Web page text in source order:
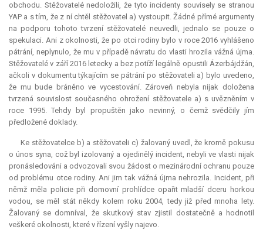
obchodu. Stěžovatelé nedoložili, že tyto incidenty souvisely se stranou
YAP a s tím, že z ní chtěl stěžovatel a) vystoupit. Žádné přímé argumenty
na podporu tohoto tvrzení stěžovatelé neuvedli, jednalo se pouze o
spekulaci. Ani z okolnosti, že po otci rodiny bylo v roce 2016 vyhlášeno
pátrání, neplynulo, že mu v případě návratu do vlasti hrozila vážná újma.
Stěžovatelé v září 2016 letecky a bez potíží legálně opustili Ázerbájdžán,
ačkoli v dokumentu týkajícím se pátrání po stěžovateli a) bylo uvedeno,
že mu bude bráněno ve vycestování. Zároveň nebyla nijak doložena
tvrzená souvislost současného ohrožení stěžovatele a) s uvězněním v
roce 1995. Tehdy byl propuštěn jako nevinný, o čemž svědčily jím
předložené doklady.
Ke stěžovatelce b) a stěžovateli c) žalovaný uvedl, že kromě pokusu
o únos syna, což byl izolovaný a ojedinělý incident, nebyli ve vlasti nijak
pronásledováni a odvozovali svou žádost o mezinárodní ochranu pouze
od problému otce rodiny. Ani jim tak vážná újma nehrozila. Incident, při
němž měla policie při domovní prohlídce opařit mladší dceru horkou
vodou, se měl stát někdy kolem roku 2004, tedy již před mnoha lety.
Žalovaný se domníval, že skutkový stav zjistil dostatečně a hodnotil
veškeré okolnosti, které v řízení vyšly najevo.